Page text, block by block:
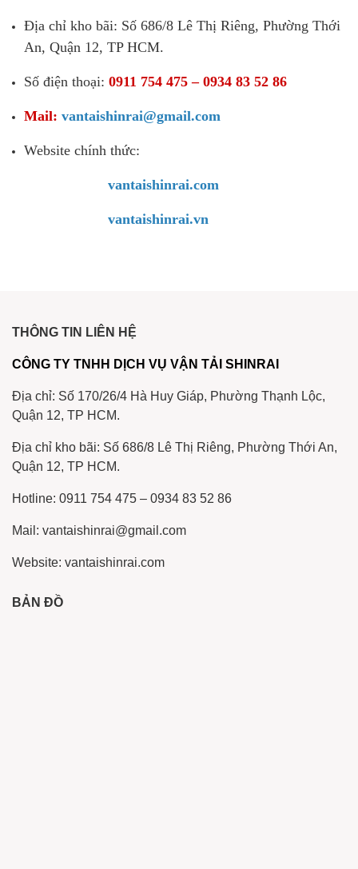
Địa chỉ kho bãi: Số 686/8 Lê Thị Riêng, Phường Thới
An, Quận 12, TP HCM.
Số điện thoại: 0911 754 475 – 0934 83 52 86
Mail: vantaishinrai@gmail.com
Website chính thức:
vantaishinrai.com
vantaishinrai.vn
THÔNG TIN LIÊN HỆ
CÔNG TY TNHH DỊCH VỤ VẬN TẢI SHINRAI
Địa chỉ: Số 170/26/4 Hà Huy Giáp, Phường Thạnh Lộc,
Quận 12, TP HCM.
Địa chỉ kho bãi: Số 686/8 Lê Thị Riêng, Phường Thới An,
Quận 12, TP HCM.
Hotline: 0911 754 475 – 0934 83 52 86
Mail: vantaishinrai@gmail.com
Website: vantaishinrai.com
BẢN ĐỒ